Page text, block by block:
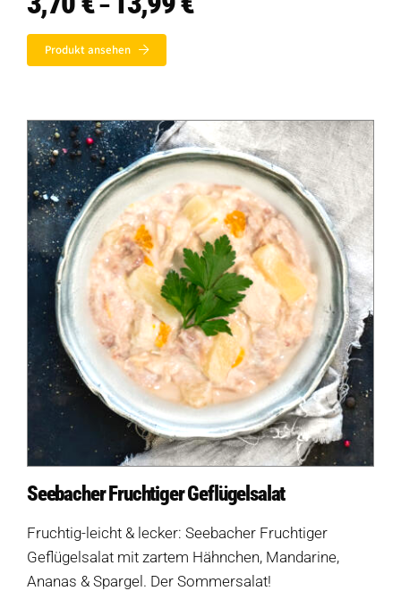
– 3,70 €
Produkt ansehen
Seebacher Fruchtiger Geflügelsalat
Fruchtig-leicht & lecker: Seebacher Fruchtiger
Geflügelsalat mit zartem Hähnchen, Mandarine,
Ananas & Spargel. Der Sommersalat!